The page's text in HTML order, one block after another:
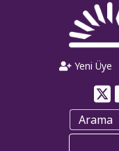
Yeni Üye